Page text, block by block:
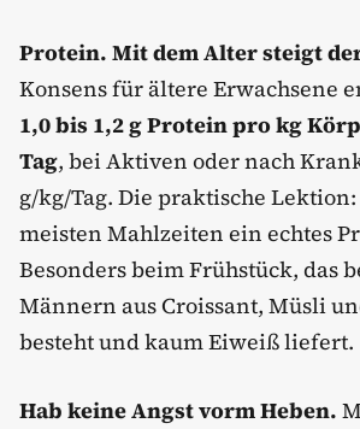
Protein. Mit dem Alter steigt
Konsens für ältere Erwachsene
1,0 bis 1,2 g Protein pro kg
Tag, bei Aktiven oder nach
g/kg/Tag. Die praktische
meisten Mahlzeiten ein echtes
Besonders beim Frühstück, das
Männern aus Croissant, Müsli
besteht und kaum Eiweiß liefert.
Hab keine Angst vorm Heben.